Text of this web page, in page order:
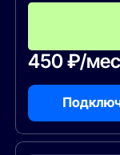
450 ₽/